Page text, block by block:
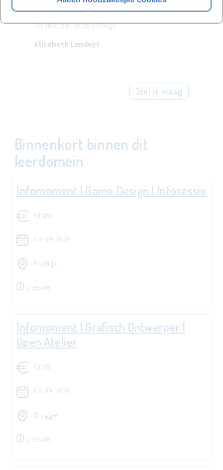
locatie te laten organiseren?
Contacteer onze collega
Elisabeth Landuyt
Stel je vraag
Binnenkort binnen dit
leerdomein
Infomoment | Game Design | Infosessie
Gratis
03-09-2026
Kortrijk
1 sessie
Infomoment | Grafisch Ontwerper |
Open Atelier
Gratis
03-09-2026
Brugge
1 sessie